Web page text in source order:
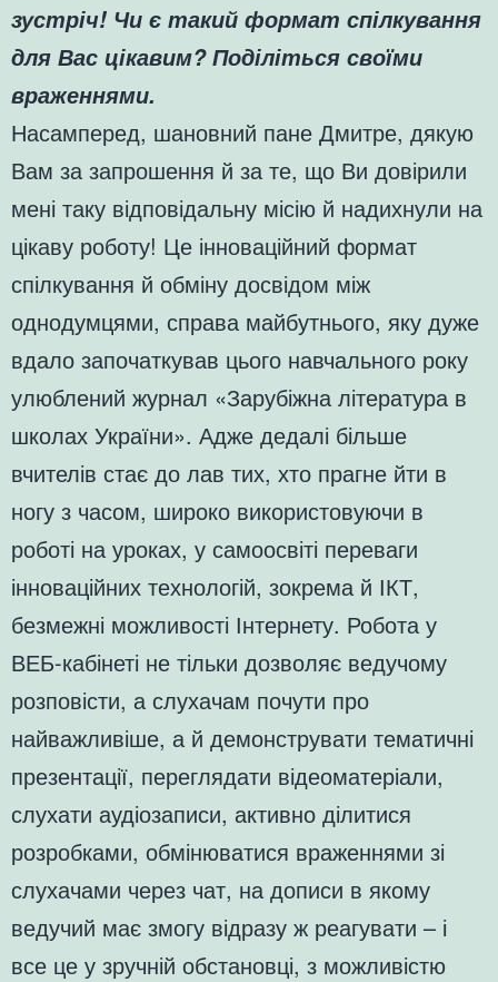
зустріч! Чи є такий формат спілкування
для Вас цікавим? Поділіться своїми
враженнями.
Насамперед, шановний пане Дмитре, дякую
Вам за запрошення й за те, що Ви довірили
мені таку відповідальну місію й надихнули на
цікаву роботу! Це інноваційний формат
спілкування й обміну досвідом між
однодумцями, справа майбутнього, яку дуже
вдало започаткував цього навчального року
улюблений журнал «Зарубіжна література в
школах України». Адже дедалі більше
вчителів стає до лав тих, хто прагне йти в
ногу з часом, широко використовуючи в
роботі на уроках, у самоосвіті переваги
інноваційних технологій, зокрема й ІКТ,
безмежні можливості Інтернету. Робота у
ВЕБ-кабінеті не тільки дозволяє ведучому
розповісти, а слухачам почути про
найважливіше, а й демонструвати тематичні
презентації, переглядати відеоматеріали,
слухати аудіозаписи, активно ділитися
розробками, обмінюватися враженнями зі
слухачами через чат, на дописи в якому
ведучий має змогу відразу ж реагувати – і
все це у зручній обстановці, з можливістю